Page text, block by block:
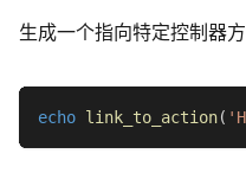
生成一个指向特定控制器方
echo link_to_action(